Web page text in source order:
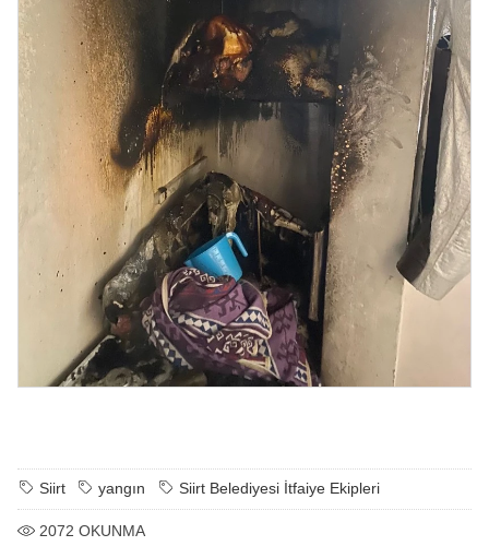
Siirt yangın Siirt Belediyesi İtfaiye Ekipleri
2072 OKUNMA